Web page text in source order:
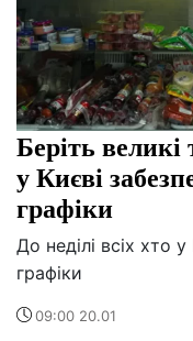
Беріть великі
у Києві
графіки
До неділі всіх хто
графіки
09:00 20.01